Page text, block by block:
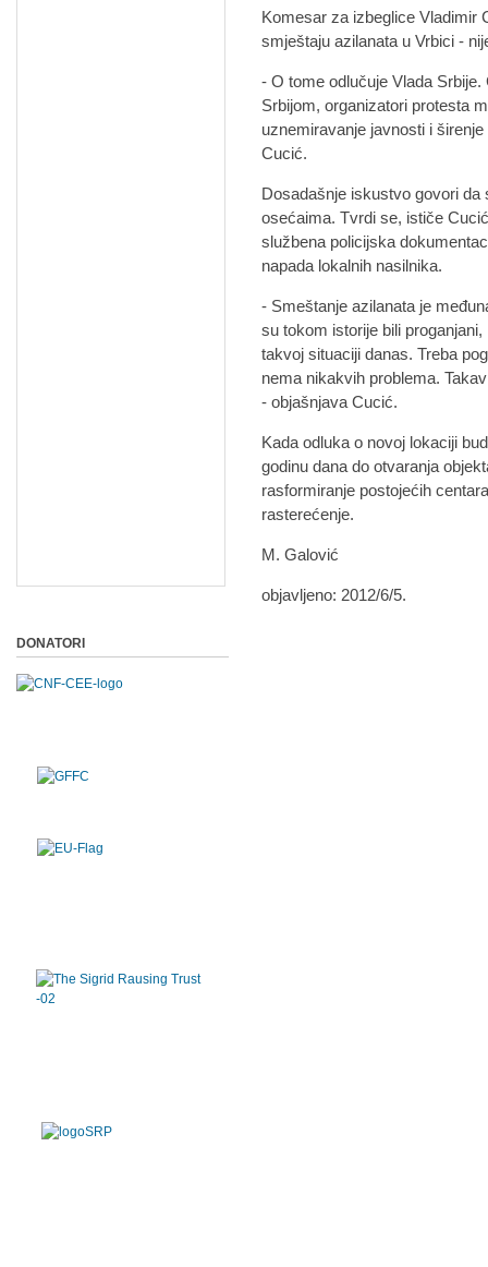
Komesar za izbeglice Vladimir
smještaju azilanata u Vrbici -
- O tome odlučuje Vlada
Srbijom, organizatori protesta
uznemiravanje javnosti i
Cucić.
Dosadašnje iskustvo govori da
osećaima. Tvrdi se, ističe
službena policijska
napada lokalnih nasilnika.
- Smeštanje azilanata je
su tokom istorije bili
takvoj situaciji danas. Treba
nema nikakvih problema.
- objašnjava Cucić.
Kada odluka o novoj lokaciji
godinu dana do otvaranja
rasformiranje postojećih
rasterećenje.
M. Galović
objavljeno: 2012/6/5.
DONATORI